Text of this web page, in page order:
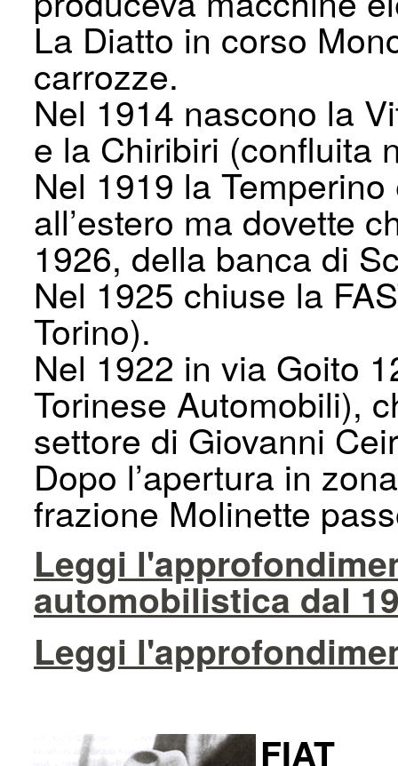
La Diatto in corso
carrozze.
Nel 1914 nascono la
e la Chiribiri (confluita
Nel 1919 la
all’estero ma dovette
1926, della banca di
Nel 1925 chiuse la
Torino).
Nel 1922 in via Goito
Torinese Automobili),
settore di Giovanni
Dopo l’apertura in
frazione Molinette
Leggi
automobilistica dal
Leggi
FIAT